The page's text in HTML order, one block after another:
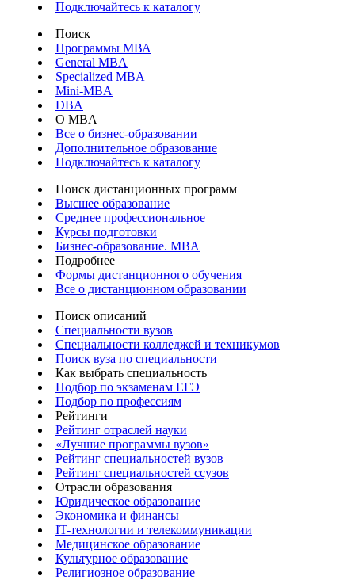
Подключайтесь к каталогу
Поиск
Программы МВА
General MBA
Specialized MBA
Mini-MBA
DBA
О MBA
Все о бизнес-образовании
Дополнительное образование
Подключайтесь к каталогу
Поиск дистанционных программ
Высшее образование
Среднее профессиональное
Курсы подготовки
Бизнес-образование. MBA
Подробнее
Формы дистанционного обучения
Все о дистанционном образовании
Поиск описаний
Специальности вузов
Специальности колледжей и техникумов
Поиск вуза по специальности
Как выбрать специальность
Подбор по экзаменам ЕГЭ
Подбор по профессиям
Рейтинги
Рейтинг отраслей науки
«Лучшие программы вузов»
Рейтинг специальностей вузов
Рейтинг специальностей ссузов
Отрасли образования
Юридическое образование
Экономика и финансы
IT-технологии и телекоммуникации
Медицинское образование
Культурное образование
Религиозное образование